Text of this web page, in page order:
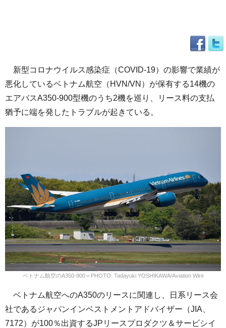
新型コロナウイルス感染症（COVID-19）の影響で業績が
悪化しているベトナム航空（HVN/VN）が保有する14機の
エアバスA350-900型機のうち2機を巡り、リース料の支払
猶予に端を発したトラブルが起きている。
ベトナム航空のA350-900＝PHOTO: Tadayuki YOSHIKAWA/Aviation Wire
ベトナム航空へのA350のリースに関連し、日系リース会
社であるジャパンインベストメントアドバイザー（JIA、
7172）が100％出資するJPリースプロダクツ＆サービシイ